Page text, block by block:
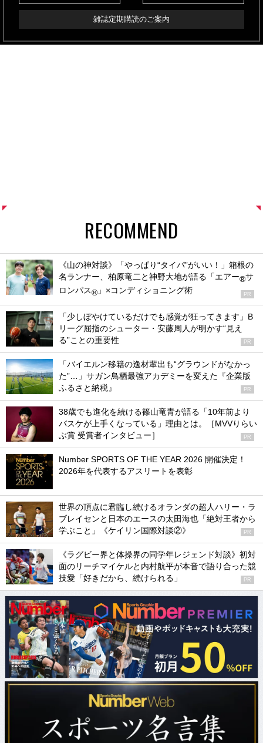
雑誌定期購読のご案内
RECOMMEND
《山の神対談》「やっぱり“タイパ”がいい！」箱根の
名ランナー、柏原竜二と神野大地が語る「エアー®サ
ロンパス® 」×コンディショニング術 PR
「少しぼやけているだけでも感覚が狂ってきます」B
リーグ屈指のシューター・安藤周人が明かす“見え
る”ことの重要性
PR
「バイエルン移籍の逸材輩出も“グラウンドがなかっ
た”…」サガン鳥栖最強アカデミーを変えた『企業版
ふるさと納税』
PR
38歳でも進化を続ける篠山竜青が語る「10年前より
バスケが上手くなっている」理由とは。［MVVりらい
ぶ賞 受賞者インタビュー］
PR
Number SPORTS OF THE YEAR 2026 開催決定！
2026年を代表するアスリートを表彰
世界の頂点に君臨し続けるオランダの超人ハリー・ラ
ブレイセンと日本のエースの太田海也「絶対王者から
学ぶこと」《ケイリン国際対談②》
PR
《ラグビー界と体操界の同学年レジェンド対談》初対
面のリーチマイケルと内村航平が本音で語り合った競
技愛「好きだから、続けられる」
PR